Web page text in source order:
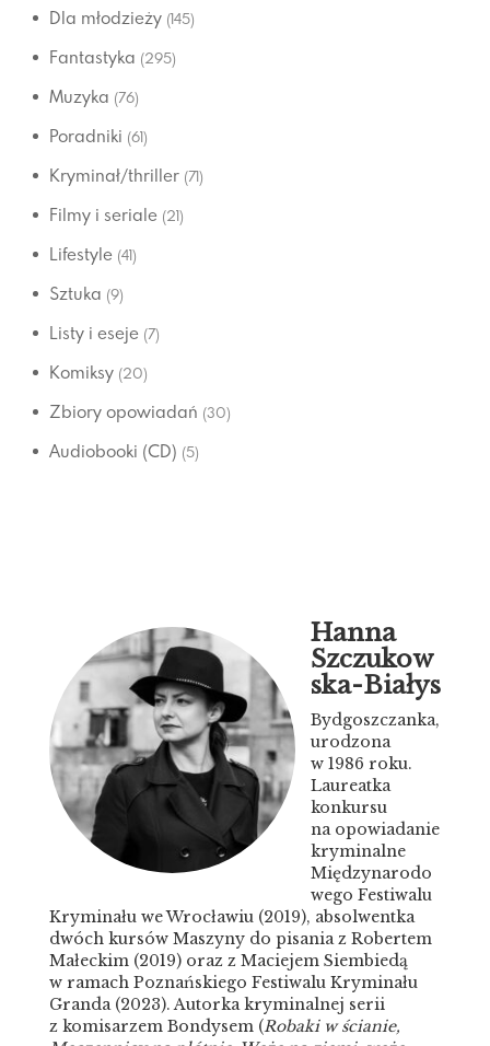
Dla młodzieży (145)
Fantastyka (295)
Muzyka (76)
Poradniki (61)
Kryminał/thriller (71)
Filmy i seriale (21)
Lifestyle (41)
Sztuka (9)
Listy i eseje (7)
Komiksy (20)
Zbiory opowiadań (30)
Audiobooki (CD) (5)
Hanna
Szczukow
ska-Białys
Bydgoszczanka,
urodzona
w 1986 roku.
Laureatka
konkursu
na opowiadanie
kryminalne
Międzynarodo
wego Festiwalu
Kryminału we Wrocławiu (2019), absolwentka
dwóch kursów Maszyny do pisania z Robertem
Małeckim (2019) oraz z Maciejem Siembiedą
w ramach Poznańskiego Festiwalu Kryminału
Granda (2023). Autorka kryminalnej serii
z komisarzem Bondysem (Robaki w ścianie,